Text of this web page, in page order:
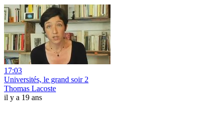
17:03
Universités, le grand soir 2
Thomas Lacoste
il y a 19 ans